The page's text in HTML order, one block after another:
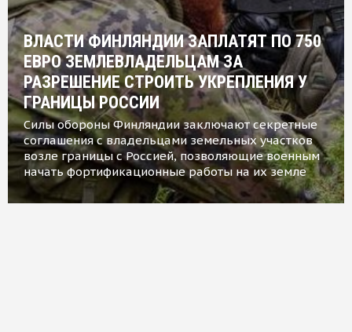
ВЛАСТИ ФИНЛЯНДИИ ЗАПЛАТЯТ ПО 750
ЕВРО ЗЕМЛЕВЛАДЕЛЬЦАМ ЗА
РАЗРЕШЕНИЕ СТРОИТЬ УКРЕПЛЕНИЯ У
ГРАНИЦЫ РОССИИ
Силы обороны Финляндии заключают секретные
соглашения с владельцами земельных участков
возле границы с Россией, позволяющие военным
начать фортификационные работы на их земле